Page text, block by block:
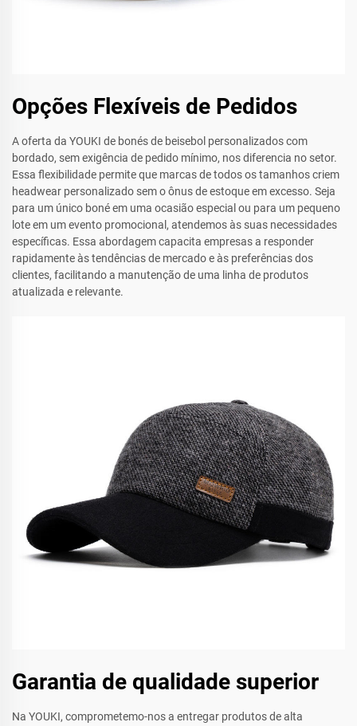
Opções Flexíveis de Pedidos
A oferta da YOUKI de bonés de beisebol personalizados com
bordado, sem exigência de pedido mínimo, nos diferencia no setor.
Essa flexibilidade permite que marcas de todos os tamanhos criem
headwear personalizado sem o ônus de estoque em excesso. Seja
para um único boné em uma ocasião especial ou para um pequeno
lote em um evento promocional, atendemos às suas necessidades
específicas. Essa abordagem capacita empresas a responder
rapidamente às tendências de mercado e às preferências dos
clientes, facilitando a manutenção de uma linha de produtos
atualizada e relevante.
Garantia de qualidade superior
Na YOUKI, comprometemo-nos a entregar produtos de alta